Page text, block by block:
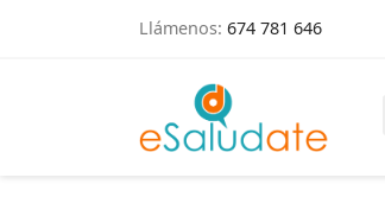
Llámenos: 674 781 646